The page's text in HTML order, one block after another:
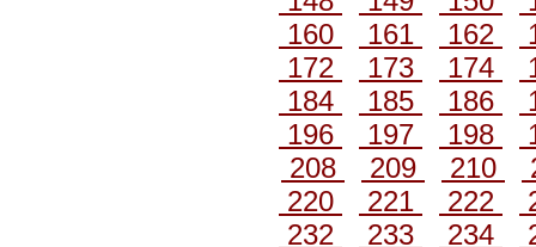
160
161 162
172
173 174
184
185 186
196
197 198
208
209 210
220
221 222
232
233 234